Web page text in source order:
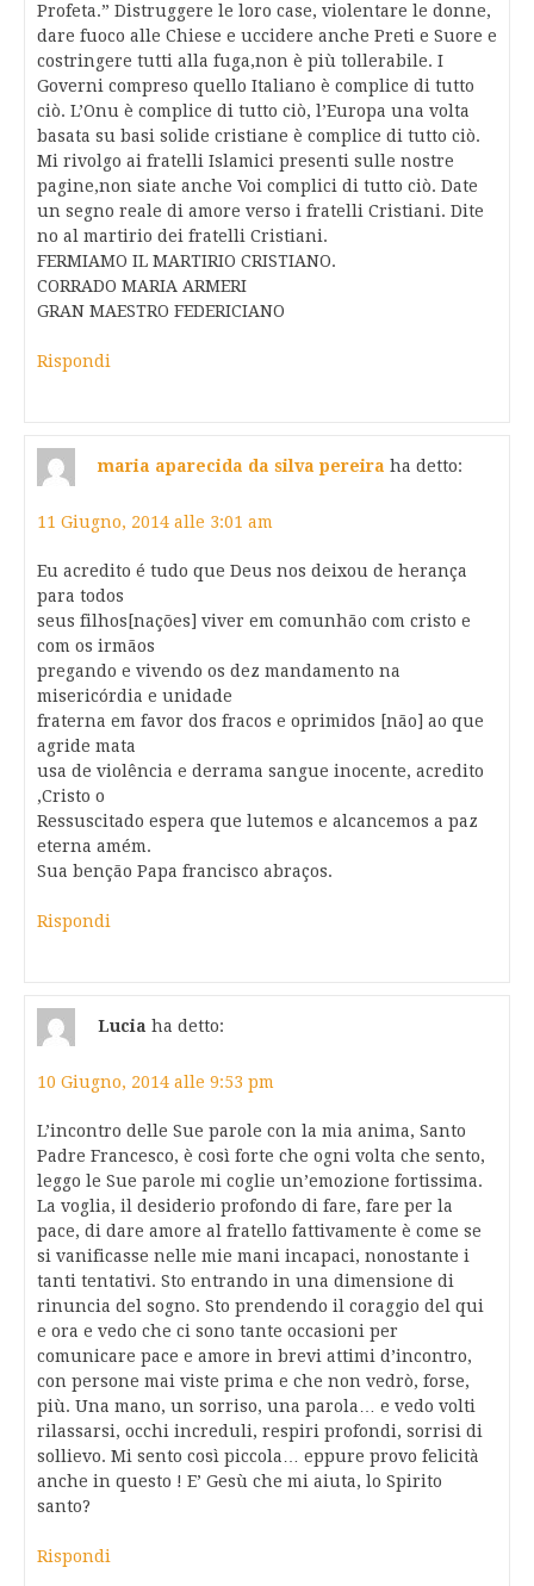
Profeta.” Distruggere le loro case, violentare le donne,
dare fuoco alle Chiese e uccidere anche Preti e Suore e
costringere tutti alla fuga,non è più tollerabile. I
Governi compreso quello Italiano è complice di tutto
ciò. L’Onu è complice di tutto ciò, l’Europa una volta
basata su basi solide cristiane è complice di tutto ciò.
Mi rivolgo ai fratelli Islamici presenti sulle nostre
pagine,non siate anche Voi complici di tutto ciò. Date
un segno reale di amore verso i fratelli Cristiani. Dite
no al martirio dei fratelli Cristiani.
FERMIAMO IL MARTIRIO CRISTIANO.
CORRADO MARIA ARMERI
GRAN MAESTRO FEDERICIANO
Rispondi
maria aparecida da silva pereira ha detto:
11 Giugno, 2014 alle 3:01 am
Eu acredito é tudo que Deus nos deixou de herança
para todos
seus filhos[nações] viver em comunhão com cristo e
com os irmãos
pregando e vivendo os dez mandamento na
misericórdia e unidade
fraterna em favor dos fracos e oprimidos [não] ao que
agride mata
usa de violência e derrama sangue inocente, acredito
,Cristo o
Ressuscitado espera que lutemos e alcancemos a paz
eterna amém.
Sua benção Papa francisco abraços.
Rispondi
Lucia ha detto:
10 Giugno, 2014 alle 9:53 pm
L’incontro delle Sue parole con la mia anima, Santo
Padre Francesco, è così forte che ogni volta che sento,
leggo le Sue parole mi coglie un’emozione fortissima.
La voglia, il desiderio profondo di fare, fare per la
pace, di dare amore al fratello fattivamente è come se
si vanificasse nelle mie mani incapaci, nonostante i
tanti tentativi. Sto entrando in una dimensione di
rinuncia del sogno. Sto prendendo il coraggio del qui
e ora e vedo che ci sono tante occasioni per
comunicare pace e amore in brevi attimi d’incontro,
con persone mai viste prima e che non vedrò, forse,
più. Una mano, un sorriso, una parola… e vedo volti
rilassarsi, occhi increduli, respiri profondi, sorrisi di
sollievo. Mi sento così piccola… eppure provo felicità
anche in questo ! E’ Gesù che mi aiuta, lo Spirito
santo?
Rispondi